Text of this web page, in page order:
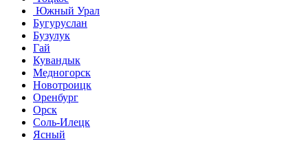
Южный Урал
Бугуруслан
Бузулук
Гай
Кувандык
Медногорск
Новотроицк
Оренбург
Орск
Соль-Илецк
Ясный